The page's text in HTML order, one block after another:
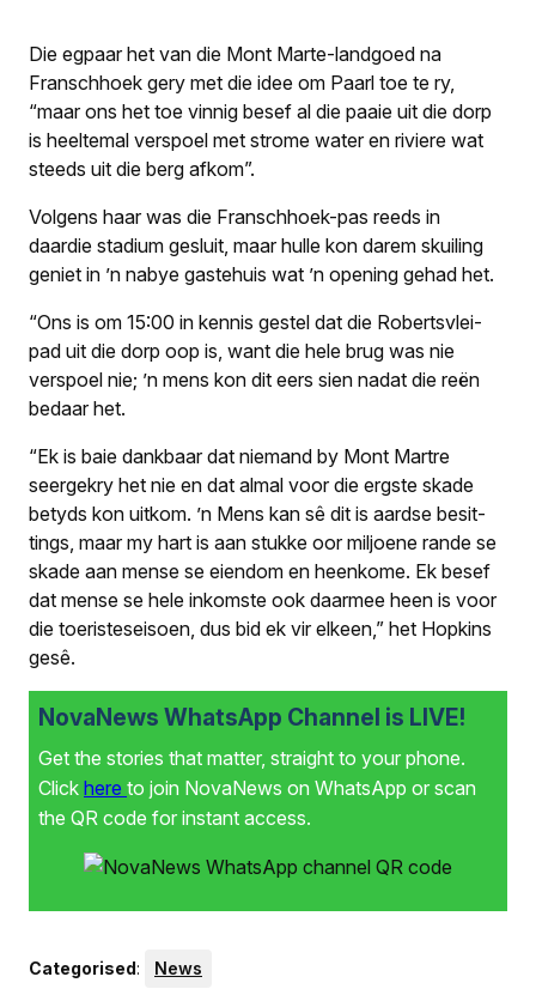
Die egpaar het van die Mont Marte-landgoed na
Franschhoek gery met die idee om Paarl toe te ry,
“maar ons het toe vinnig besef al die paaie uit die dorp
is heeltemal verspoel met strome water en riviere wat
steeds uit die berg afkom”.
Volgens haar was die Franschhoek-pas reeds in
daardie stadium gesluit, maar hulle kon darem skuiling
geniet in ’n nabye gastehuis wat ’n opening gehad het.
“Ons is om 15:00 in kennis gestel dat die Robertsvlei-
pad uit die dorp oop is, want die hele brug was nie
verspoel nie; ’n mens kon dit eers sien nadat die reën
bedaar het.
“Ek is baie dankbaar dat niemand by Mont Martre
seergekry het nie en dat almal voor die ergste skade
betyds kon uitkom. ’n Mens kan sê dit is aardse besit­
tings, maar my hart is aan stukke oor mil­joene rande se
skade aan mense se eiendom en heenkome. Ek besef
dat mense se hele inkomste ook daarmee heen is voor
die toeristeseisoen, dus bid ek vir elkeen,” het Hopkins
gesê.
NovaNews WhatsApp Channel is LIVE!
Get the stories that matter, straight to your phone.
Click here to join NovaNews on WhatsApp or scan
the QR code for instant access.
Categorised: News